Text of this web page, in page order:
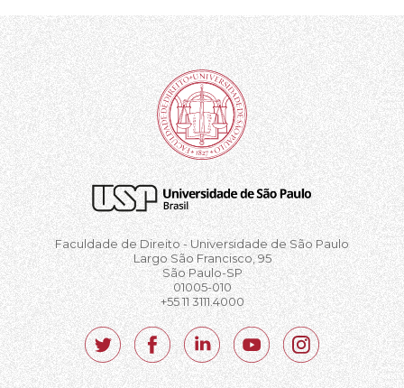
Faculdade de Direito - Universidade de São Paulo
Largo São Francisco, 95
São Paulo-SP
01005-010
+55 11 3111.4000